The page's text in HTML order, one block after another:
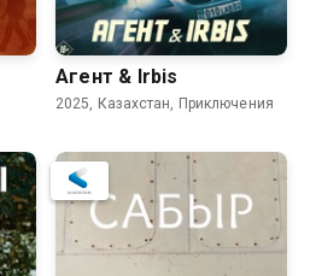
Aгент & Irbis
2025, Казахстан, Приключения